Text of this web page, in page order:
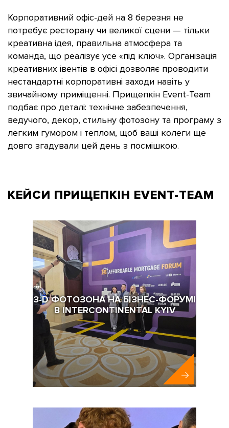
Корпоративний офіс-дей на 8 березня не
потребує ресторану чи великої сцени — тільки
креативна ідея, правильна атмосфера та
команда, що реалізує усе «під ключ». Організація
креативних івентів в офісі дозволяє проводити
нестандартні корпоративні заходи навіть у
звичайному приміщенні. Прищепкін Event-Team
подбає про деталі: технічне забезпечення,
ведучого, декор, стильну фотозону та програму з
легким гумором і теплом, щоб ваші колеги ще
довго згадували цей день з посмішкою.
КЕЙСИ ПРИЩЕПКІН EVENT-TEAM
3-D ФОТОЗОНА НА БІЗНЕС-ФОРУМІ
В INTERCONTINENTAL KYIV